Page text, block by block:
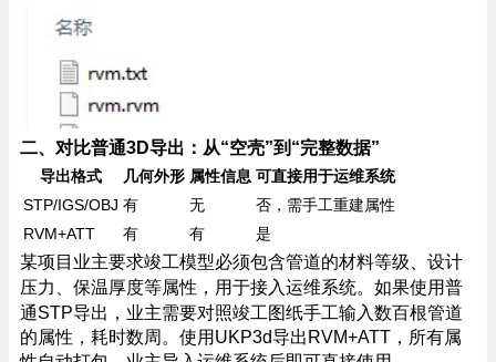
二、对比普通3D导出：从“空壳”到“完整数据”
导出格式 几何外形 属性信息 可直接用于运维系统
STP/IGS/OBJ 有 无
否，需手工重建属性
RVM+ATT
有 有 是
某项目业主要求竣工模型必须包含管道的材料等级、设计
压力、保温厚度等属性，用于接入运维系统。如果使用普
通STP导出，业主需要对照竣工图纸手工输入数百根管道
的属性，耗时数周。使用UKP3d导出RVM+ATT，所有属